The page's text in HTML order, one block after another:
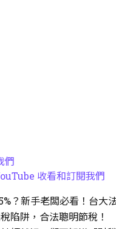
們
收看和訂閱我們
？新手老闆必看！台
陷阱，合法聰明節稅！